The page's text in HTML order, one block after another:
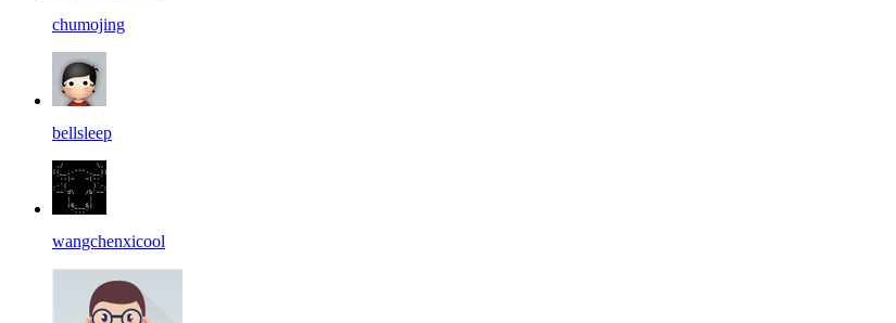
chumojing
bellsleep
wangchenxicool